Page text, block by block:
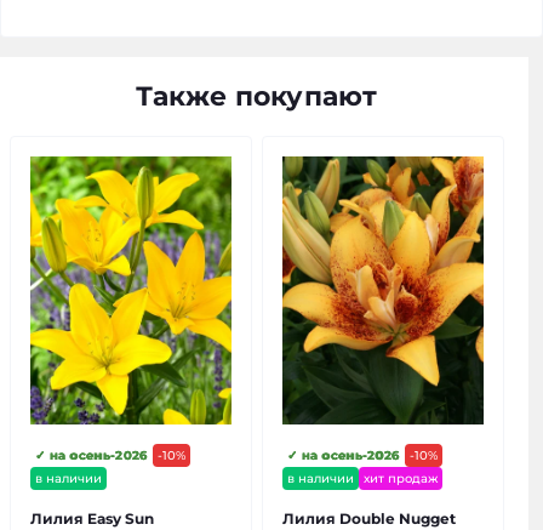
Также покупают
-10%
в наличии
✓ на осень-2026
Лилия Easy Sun
-10%
в наличии
✓ на осень-2026
хит продаж
Лилия Double Nugget